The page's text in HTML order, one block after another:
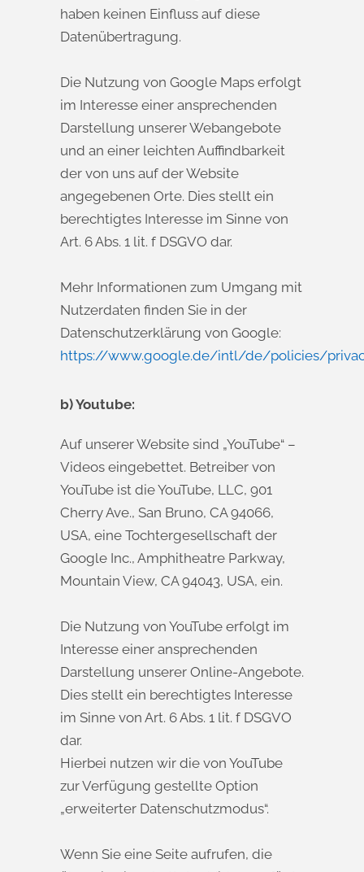
haben keinen Einfluss auf diese
Datenübertragung.
Die Nutzung von Google Maps erfolgt
im Interesse einer ansprechenden
Darstellung unserer Webangebote
und an einer leichten Auffindbarkeit
der von uns auf der Website
angegebenen Orte. Dies stellt ein
berechtigtes Interesse im Sinne von
Art. 6 Abs. 1 lit. f DSGVO dar.
Mehr Informationen zum Umgang mit
Nutzerdaten finden Sie in der
Datenschutzerklärung von Google:
https://www.google.de/intl/de/policies/
b) Youtube:
Auf unserer Website sind „YouTube“ –
Videos eingebettet. Betreiber von
YouTube ist die YouTube, LLC, 901
Cherry Ave., San Bruno, CA 94066,
USA, eine Tochtergesellschaft der
Google Inc., Amphitheatre Parkway,
Mountain View, CA 94043, USA, ein.
Die Nutzung von YouTube erfolgt im
Interesse einer ansprechenden
Darstellung unserer Online-Angebote.
Dies stellt ein berechtigtes Interesse
im Sinne von Art. 6 Abs. 1 lit. f DSGVO
dar.
Hierbei nutzen wir die von YouTube
zur Verfügung gestellte Option
„erweiterter Datenschutzmodus“.
Wenn Sie eine Seite aufrufen, die